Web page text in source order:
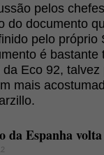
pelos
do documento
pelo
é
Eco 92,
mais
da Espanha